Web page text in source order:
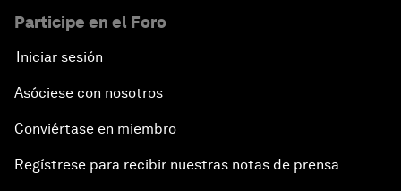
Participe en el Foro
Iniciar sesión
Asóciese con nosotros
Conviértase en miembro
Regístrese para recibir nuestras notas de prensa